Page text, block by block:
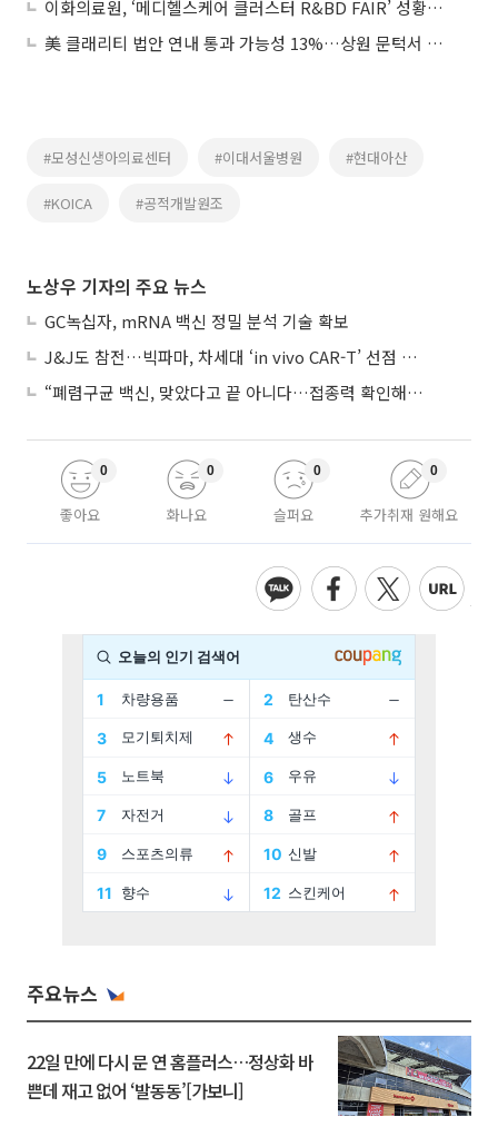
이화의료원, ‘메디헬스케어 클러스터 R&BD FAIR’ 성황리 개최
美 클래리티 법안 연내 통과 가능성 13%…상원 문턱서 제동
#모성신생아의료센터 #이대서울병원 #현대아산
#KOICA #공적개발원조
노상우 기자의 주요 뉴스
GC녹십자, mRNA 백신 정밀 분석 기술 확보
J&J도 참전…빅파마, 차세대 ‘in vivo CAR-T’ 선점 경쟁 본격화
“폐렴구균 백신, 맞았다고 끝 아니다…접종력 확인해야”
좋아요
0
화나요
0
슬퍼요
0
추가취재 원해요
0
주요뉴스
22일 만에 다시 문 연 홈플러스…정상화 바
쁜데 재고 없어 ‘발동동’[가보니]